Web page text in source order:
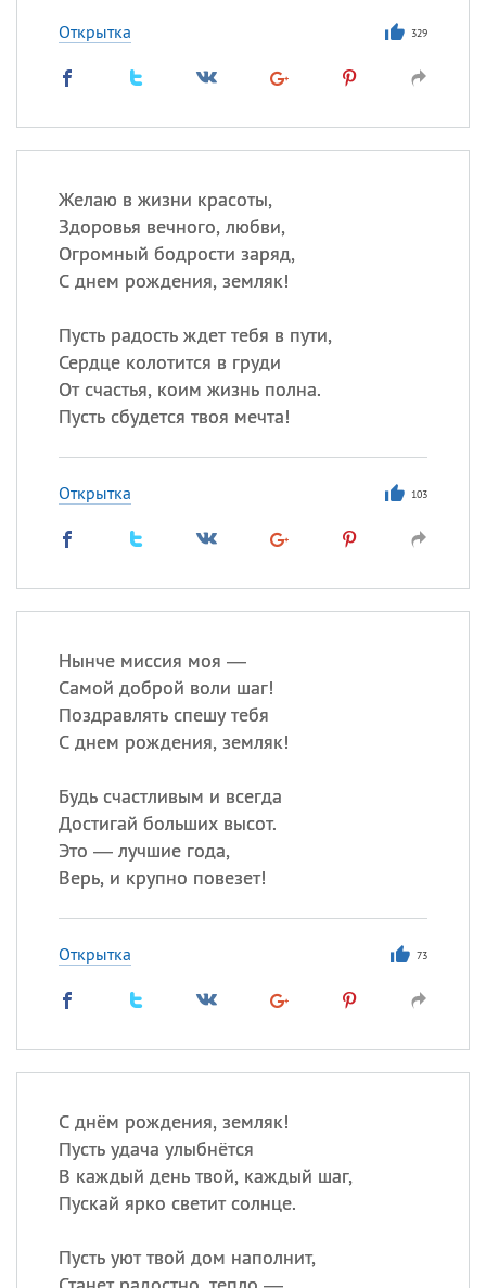
Открытка 329
Желаю в жизни красоты,
Здоровья вечного, любви,
Огромный бодрости заряд,
С днем рождения, земляк!
Пусть радость ждет тебя в пути,
Сердце колотится в груди
От счастья, коим жизнь полна.
Пусть сбудется твоя мечта!
Открытка 103
Нынче миссия моя —
Самой доброй воли шаг!
Поздравлять спешу тебя
С днем рождения, земляк!
Будь счастливым и всегда
Достигай больших высот.
Это — лучшие года,
Верь, и крупно повезет!
Открытка 73
С днём рождения, земляк!
Пусть удача улыбнётся
В каждый день твой, каждый шаг,
Пускай ярко светит солнце.
Пусть уют твой дом наполнит,